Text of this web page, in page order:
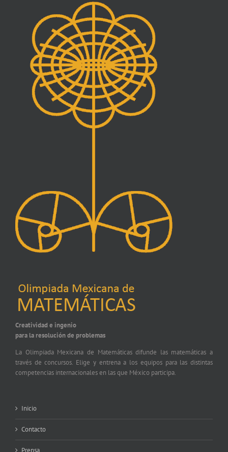
Creatividad e ingenio
para la resolución de problemas
La Olimpiada Mexicana de Matemáticas difunde las matemáticas a
través de concursos. Elige y entrena a los equipos para las distintas
competencias internacionales en las que México participa.
Inicio
Contacto
Prensa